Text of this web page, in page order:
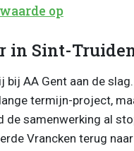
op
in Sint-
bij AA Gent aan de
termijn-project,
de samenwerking al
Vrancken terug